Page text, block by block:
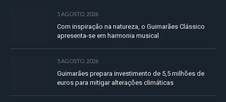
5 AGOSTO, 2026
Com inspiração na natureza, o Guimarães Clássico
apresenta-se em harmonia musical
5 AGOSTO, 2026
Guimarães prepara investimento de 5,5 milhões de
euros para mitigar alterações climáticas